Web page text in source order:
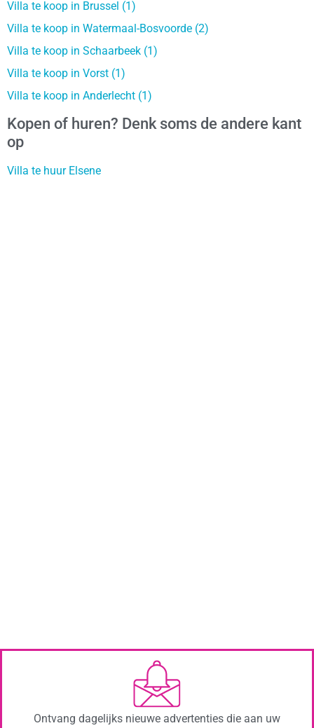
Villa te koop in Brussel (1)
Villa te koop in Watermaal-Bosvoorde (2)
Villa te koop in Schaarbeek (1)
Villa te koop in Vorst (1)
Villa te koop in Anderlecht (1)
Kopen of huren? Denk soms de andere kant
op
Villa te huur Elsene
Ontvang dagelijks nieuwe advertenties die aan uw